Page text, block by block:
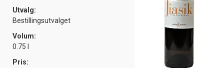
Utvalg:
Bestillingsutvalget
Volum:
0.75 l
Pris: